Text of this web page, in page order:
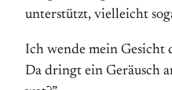
unterstützt, vielleicht
Ich wende mein Gesicht
Da dringt ein Geräusch